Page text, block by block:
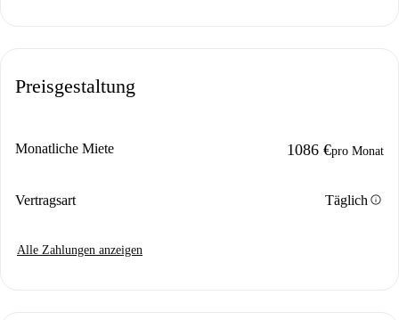
Preisgestaltung
Monatliche Miete 1086 €pro Monat
Vertragsart Täglich info
Alle Zahlungen anzeigen